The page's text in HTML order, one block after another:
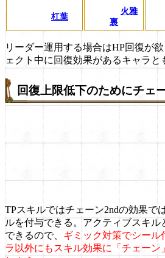
杠葉
火雅
裏
リーダー運用する場合はHP回復が
ェクト中に回復効果があるキャラと
回復上限低下のためにチェ
TPスキルではチェーン2ndの効果で
ルを付与できる。アクティブスキル
できるので、 ギミック対策でシール
ラ以外にもスキル効果に「チェーン